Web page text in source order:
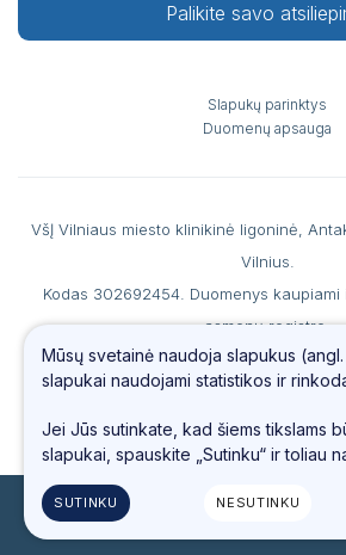
Palikite savo
Slapukų parinktys
Duomenų apsauga
VšĮ Vilniaus miesto klinikinė ligoninė,
Vilnius.
Kodas 302692454. Duomenys
asmenų registre.
A. s. LT867044060007990186 AB SEB
mokėtojo kodas
Tel.(0 5) 234 4487, faks. (0 5) 234 69 66,
© 2023 Visos teisės
Mūsų svetainė naudoja slapukus
slapukai naudojami statistikos ir
Jei Jūs sutinkate, kad šiems tikslams
slapukai, spauskite „Sutinku“ ir toliau
SUTINKU NESUTINKU